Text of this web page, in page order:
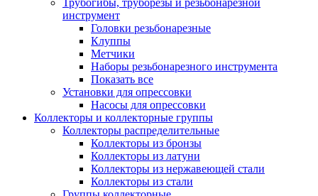
Трубогибы, труборезы и резьбонарезной
инструмент
Головки резьбонарезные
Клуппы
Метчики
Наборы резьбонарезного инструмента
Показать все
Установки для опрессовки
Насосы для опрессовки
Коллекторы и коллекторные группы
Коллекторы распределительные
Коллекторы из бронзы
Коллекторы из латуни
Коллекторы из нержавеющей стали
Коллекторы из стали